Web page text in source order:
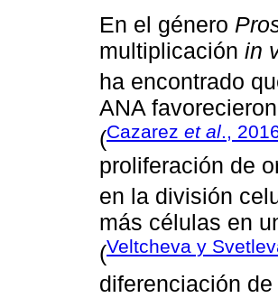
En el género
multiplicación in
ha encontrado
ANA
(Cazarez et al.,
proliferación de
en la división
más células en
(Veltcheva y
diferenciación